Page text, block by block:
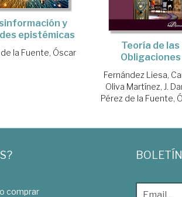
y
epistémicas
la Fuente, Óscar
Teoría de las
Obligaciones
Fernández Liesa,
Oliva Martínez, J.
Pérez de la Fuente,
comprar